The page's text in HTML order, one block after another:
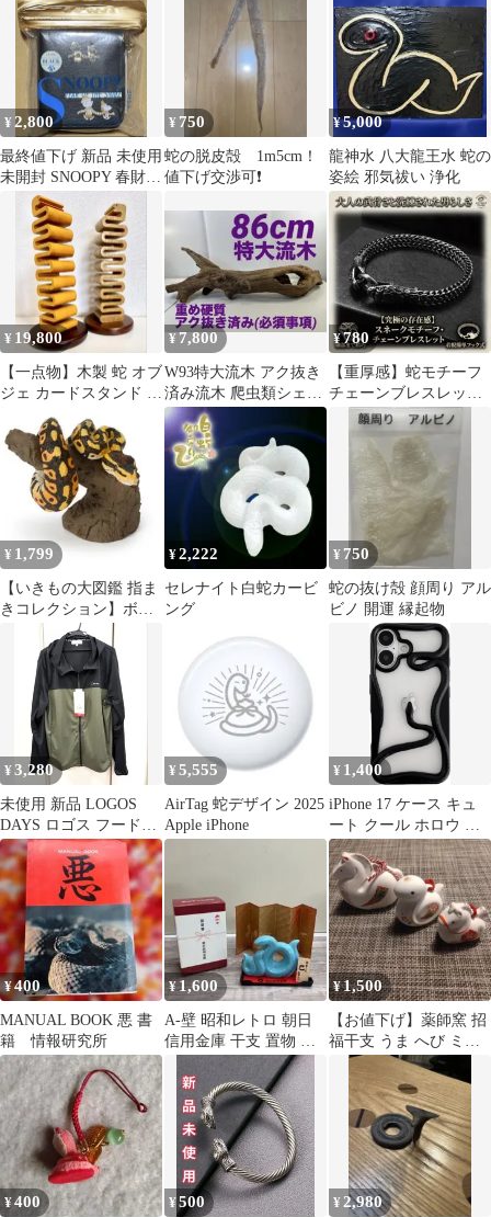
¥ 2,800
最終値下げ 新品 未使用
未開封 SNOOPY 春財布
蛇金運UP 黒 限定品
¥ 750
蛇の脱皮殻 1m5cm！
値下げ交渉可❗️
¥5,000
龍神水 八大龍王水 蛇の
姿絵 邪気祓い 浄化
¥ 19,800
【一点物】木製 蛇 オブ
ジェ カードスタンド レ
ターラック 2本 ウッド
クラフト
¥7,800
W93特大流木 アク抜き
済み流木 爬虫類シェル
ター 登り木 インテリア
生け花
¥780
【重厚感】蛇モチーフ
チェーンブレスレット
アンティークシルバー
ヴィンテージ
¥ 1,799
【いきもの大図鑑 指ま
きコレクション】ボー
ルパイソン（リューシ
スティック）
¥2,222
セレナイト白蛇カービ
ング
¥ 750
蛇の抜け殻 顔周り アル
ビノ 開運 縁起物
¥3,280
未使用 新品 LOGOS
DAYS ロゴス フード付
きジャケット LL 濃黄
緑
¥ 5,555
AirTag 蛇デザイン 2025
Apple iPhone
¥ 1,400
iPhone 17 ケース キュ
ート クール ホロウ 無
地 3D 蛇 スネーク
¥400
MANUAL BOOK 悪 書
籍 情報研究所
¥1,600
A-壁 昭和レトロ 朝日
信用金庫 干支 置物 巳
蛇 へび ヘビ親子 縁起
¥1,500
【お値下げ】薬師窯 招
福干支 うま へび ミニ
うま 3セット
¥400 ¥500 ¥2,980